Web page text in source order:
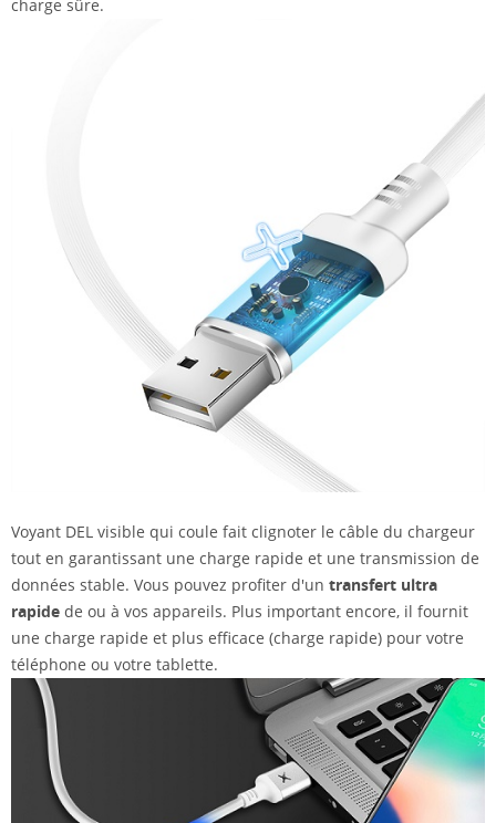
charge sûre.
Voyant DEL visible qui coule fait clignoter le câble du chargeur
tout en garantissant une charge rapide et une transmission de
données stable. Vous pouvez profiter d'un transfert ultra
rapide de ou à vos appareils. Plus important encore, il fournit
une charge rapide et plus efficace (charge rapide) pour votre
téléphone ou votre tablette.